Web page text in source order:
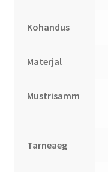
Kohandus
Materjal
Mustrisamm
Tarneaeg